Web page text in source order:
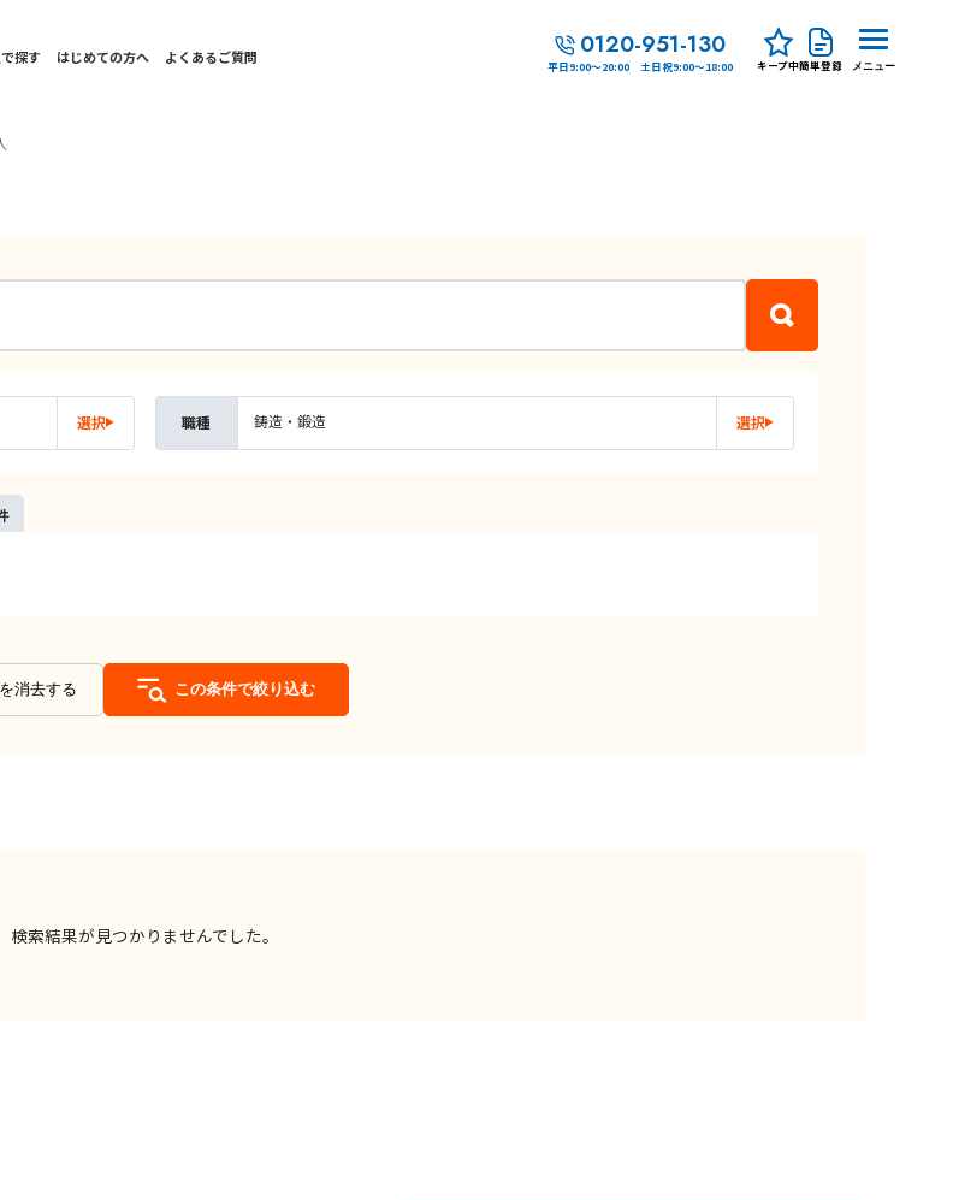
探す はじめての方へ よくあるご質問 0120-951-130
平日9:00～20:00 土日祝9:00～18:00 キープ中簡単登録 メニュー
選択 職種 鋳造・鍛造 選択
消去する この条件で絞り込む
検索結果が見つかりませんでした。